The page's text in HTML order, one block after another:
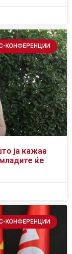
КОНФЕРЕНЦИИ
ја кажаа
ќе
КОНФЕРЕНЦИИ